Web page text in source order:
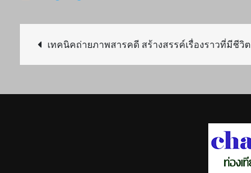
Post
เทคนิคถ่ายภาพสารคดี สร้างสรรค์เรื่องราวที่มีชีวิต